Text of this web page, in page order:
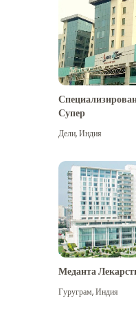
Супер
Дели,Индия
Меданта
Гуруграм,Индия